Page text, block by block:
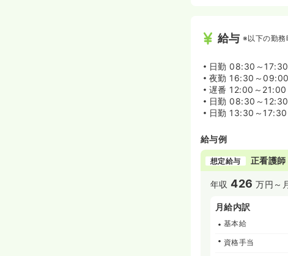
給与 ※以下の勤務
日勤 08:30～17:30
夜勤 16:30～09:00
遅番 12:00～21:00
日勤 08:30～12:30
日勤 13:30～17:30
給与例
想定給与 正看護師
年収426 万円～
月給内訳
基本給
資格手当